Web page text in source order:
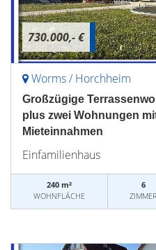
730.000,- €
Worms / Horchheim
Großzügige
plus zwei Wohnungen
Mieteinnahmen
Einfamilienhaus
240 m²
WOHNFLÄCHE
6
ZIMMER